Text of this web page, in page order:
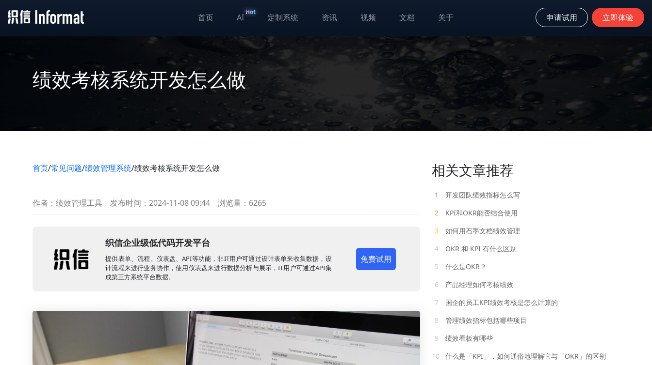
首页 AI
Hot
定制系统 资讯 视频 文档 关于 申请试用 立即体验
绩效考核系统开发怎么做
首页/常见问题/绩效管理系统/绩效考核系统开发怎么做
作者：绩效管理工具 发布时间：2024-11-08 09:44 浏览量：6265
织信企业级低代码开发平台
提供表单、流程、仪表盘、API等功能，非IT用户可通过设计表单来收集数据，设
计流程来进行业务协作，使用仪表盘来进行数据分析与展示，IT用户可通过API集
成第三方系统平台数据。
免费试用
相关文章推荐
1
开发团队绩效指标怎么写
2
KPI和OKR能否结合使用
3
如何用石墨文档绩效管理
4
OKR 和 KPI 有什么区别
5
什么是OKR？
6
产品经理如何考核绩效
7
国企的员工KPI绩效考核是怎么计算的
8
管理绩效指标包括哪些项目
9
绩效看板有哪些
10
什么是「KPI」，如何通俗地理解它与「OKR」的区别